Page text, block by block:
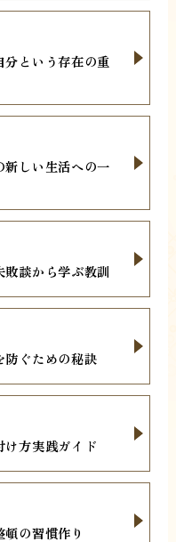
という存在の重
新しい生活への一
敗談から学ぶ教訓
防ぐための秘訣
け方実践ガイド
の習慣作り